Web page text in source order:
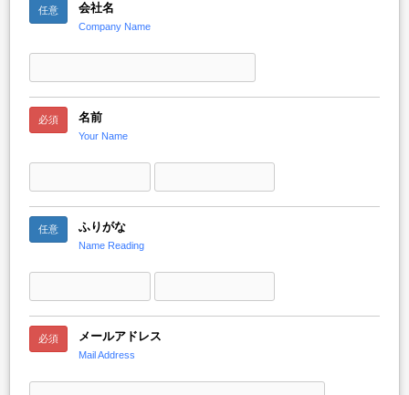
任意 会社名
Company Name
必須 名前
Your Name
任意 ふりがな
Name Reading
必須 メールアドレス
Mail Address